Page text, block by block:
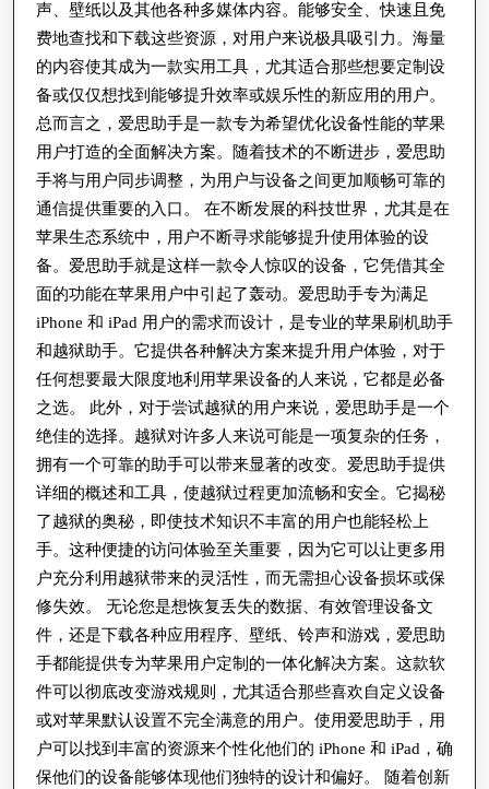
声、壁纸以及其他各种多媒体内容。能够安全、快速且免
费地查找和下载这些资源，对用户来说极具吸引力。海量
的内容使其成为一款实用工具，尤其适合那些想要定制设
备或仅仅想找到能够提升效率或娱乐性的新应用的用户。
总而言之，爱思助手是一款专为希望优化设备性能的苹果
用户打造的全面解决方案。随着技术的不断进步，爱思助
手将与用户同步调整，为用户与设备之间更加顺畅可靠的
通信提供重要的入口。 在不断发展的科技世界，尤其是在
苹果生态系统中，用户不断寻求能够提升使用体验的设
备。爱思助手就是这样一款令人惊叹的设备，它凭借其全
面的功能在苹果用户中引起了轰动。爱思助手专为满足
iPhone 和 iPad 用户的需求而设计，是专业的苹果刷机助手
和越狱助手。它提供各种解决方案来提升用户体验，对于
任何想要最大限度地利用苹果设备的人来说，它都是必备
之选。 此外，对于尝试越狱的用户来说，爱思助手是一个
绝佳的选择。越狱对许多人来说可能是一项复杂的任务，
拥有一个可靠的助手可以带来显著的改变。爱思助手提供
详细的概述和工具，使越狱过程更加流畅和安全。它揭秘
了越狱的奥秘，即使技术知识不丰富的用户也能轻松上
手。这种便捷的访问体验至关重要，因为它可以让更多用
户充分利用越狱带来的灵活性，而无需担心设备损坏或保
修失效。 无论您是想恢复丢失的数据、有效管理设备文
件，还是下载各种应用程序、壁纸、铃声和游戏，爱思助
手都能提供专为苹果用户定制的一体化解决方案。这款软
件可以彻底改变游戏规则，尤其适合那些喜欢自定义设备
或对苹果默认设置不完全满意的用户。使用爱思助手，用
户可以找到丰富的资源来个性化他们的 iPhone 和 iPad，确
保他们的设备能够体现他们独特的设计和偏好。 随着创新